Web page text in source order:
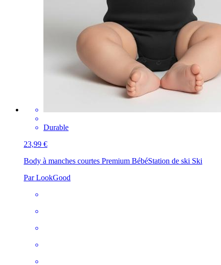
Durable
23,99 €
Body à manches courtes Premium BébéStation de ski Ski
Par LookGood